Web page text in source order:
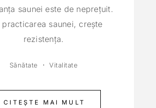
saunei este de nepreţuit.
practicarea saunei, creşte
rezistenţa.
Sănătate Vitalitate
CITEȘTE MAI MULT